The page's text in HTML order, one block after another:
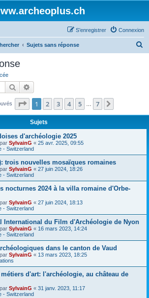
Connexion
S’enregistrer
Sujets sans réponse
c
Rechercher
Page 1sur7
1 2 3 4 5 7
Sujets
d'archéologie 2025
SylvainG « 25 avr. 2025, 09:55
- Switzerland
trois nouvelles mosaïques romaines
SylvainG « 27 juin 2024, 18:26
- Switzerland
nocturnes 2024 à la villa romaine d'Orbe-
SylvainG « 27 juin 2024, 18:13
- Switzerland
International du Film d'Archéologie de Nyon
SylvainG « 16 mars 2023, 14:24
- Switzerland
dans le canton de Vaud
SylvainG « 13 mars 2023, 18:25
métiers d'art: l'archéologie, au château de
SylvainG « 31 janv. 2023, 11:17
- Switzerland